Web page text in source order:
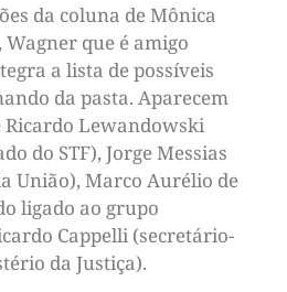
da coluna de Mônica
que é amigo
a lista de possíveis
da pasta. Aparecem
Ricardo Lewandowski
do STF), Jorge Messias
União), Marco Aurélio de
ligado ao grupo
Cappelli (secretário-
da Justiça).